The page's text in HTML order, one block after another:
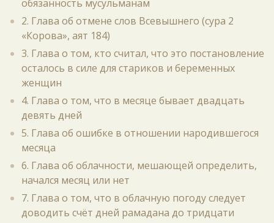
обязанность мусульманам
2. Глава об отмене слов Всевышнего (сура 2
«Корова», аят 184)
3. Глава о том, кто считал, что это постановление
осталось в силе для стариков и беременных
женщин
4. Глава о том, что в месяце бывает двадцать
девять дней
5. Глава об ошибке в отношении народившегося
месяца
6. Глава об облачности, мешающей определить,
начался месяц или нет
7. Глава о том, что в облачную погоду следует
доводить счёт дней рамадана до тридцати